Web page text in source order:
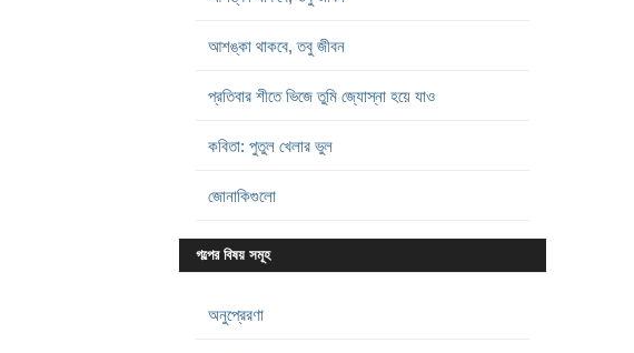
আশঙ্কা থাকবে, তবু জীবন
প্রতিবার শীতে ভিজে তুমি জ্যোস্না হয়ে যাও
কবিতা: পুতুল খেলার ভুল
জোনাকিগুলো
গল্পের বিষয় সমূহ
অনুপ্রেরণা